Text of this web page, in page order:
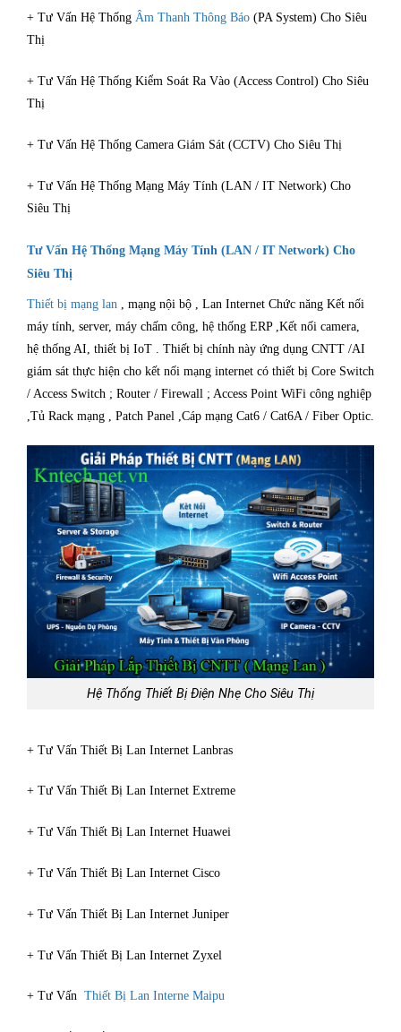
+ Tư Vấn Hệ Thống Âm Thanh Thông Báo (PA System) Cho Siêu
Thị
+ Tư Vấn Hệ Thống Kiểm Soát Ra Vào (Access Control) Cho Siêu
Thị
+ Tư Vấn Hệ Thống Camera Giám Sát (CCTV) Cho Siêu Thị
+ Tư Vấn Hệ Thống Mạng Máy Tính (LAN / IT Network) Cho
Siêu Thị
Tư Vấn Hệ Thống Mạng Máy Tính (LAN / IT Network) Cho
Siêu Thị
Thiết bị mạng lan , mạng nội bộ , Lan Internet Chức năng Kết nối
máy tính, server, máy chấm công, hệ thống ERP ,Kết nối camera,
hệ thống AI, thiết bị IoT . Thiết bị chính này ứng dụng CNTT /AI
giám sát thực hiện cho kết nối mạng internet có thiết bị Core Switch
/ Access Switch ; Router / Firewall ; Access Point WiFi công nghiệp
,Tủ Rack mạng , Patch Panel ,Cáp mạng Cat6 / Cat6A / Fiber Optic.
Hệ Thống Thiết Bị Điện Nhẹ Cho Siêu Thị
+ Tư Vấn Thiết Bị Lan Internet Lanbras
+ Tư Vấn Thiết Bị Lan Internet Extreme
+ Tư Vấn Thiết Bị Lan Internet Huawei
+ Tư Vấn Thiết Bị Lan Internet Cisco
+ Tư Vấn Thiết Bị Lan Internet Juniper
+ Tư Vấn Thiết Bị Lan Internet Zyxel
+ Tư Vấn Thiết Bị Lan Interne Maipu